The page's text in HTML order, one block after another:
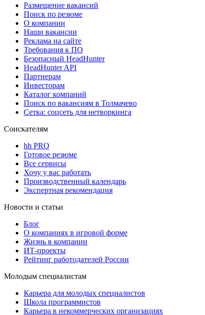
Размещение вакансий
Поиск по резюме
О компании
Наши вакансии
Реклама на сайте
Требования к ПО
Безопасный HeadHunter
HeadHunter API
Партнерам
Инвесторам
Каталог компаний
Поиск по вакансиям в Толмачево
Сетка: соцсеть для нетворкинга
Соискателям
hh PRO
Готовое резюме
Все сервисы
Хочу у вас работать
Производственный календарь
Экспертная рекомендация
Новости и статьи
Блог
О компаниях в игровой форме
Жизнь в компании
ИТ-проекты
Рейтинг работодателей России
Молодым специалистам
Карьера для молодых специалистов
Школа программистов
Карьера в некоммерческих организациях